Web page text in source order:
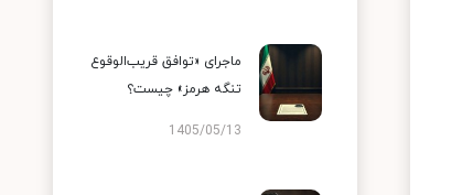
ماجرای «توافق قریب‌الوقوع
تنگه هرمز» چیست؟
1405/05/13